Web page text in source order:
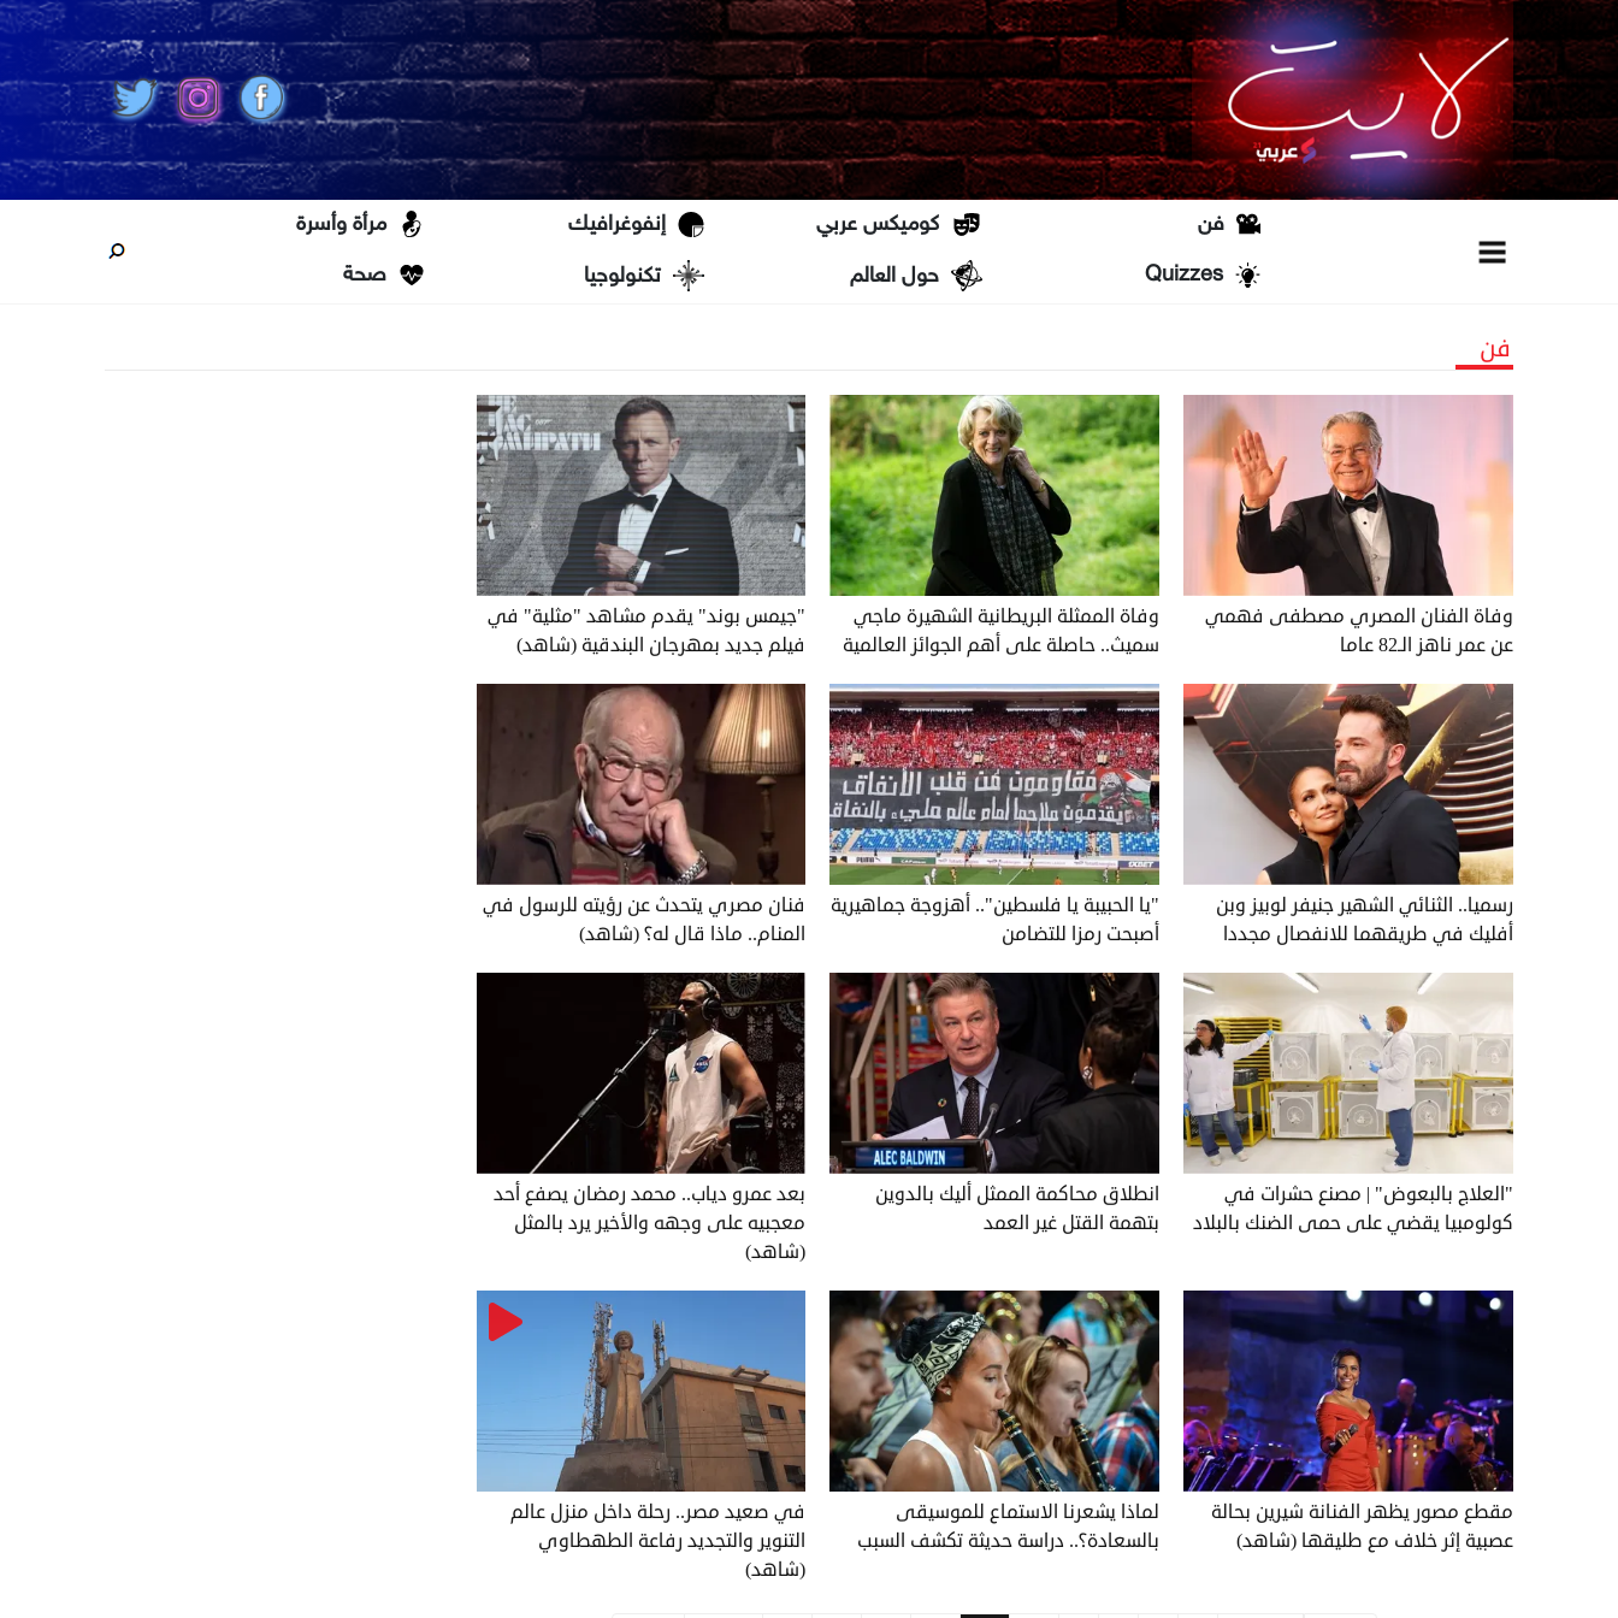
فن كوميكس عربي إنفوغرافيك
مرأة وأسرة
Quizzes
حول العالم تكنولوجيا صحة
فن
وفاة الفنان المصري مصطفى فهمي
عن عمر ناهز الـ82 عاما
وفاة الممثلة البريطانية الشهيرة ماجي
سميث.. حاصلة على أهم الجوائز العالمية
"جيمس بوند" يقدم مشاهد "مثلية" في
فيلم جديد بمهرجان البندقية (شاهد)
رسميا.. الثنائي الشهير جنيفر لوبيز وبن
أفليك في طريقهما للانفصال مجددا
"يا الحبيبة يا فلسطين".. أهزوجة جماهيرية
أصبحت رمزا للتضامن
فنان مصري يتحدث عن رؤيته للرسول في
المنام.. ماذا قال له؟ (شاهد)
"العلاج بالبعوض" | مصنع حشرات في
كولومبيا يقضي على حمى الضنك بالبلاد
انطلاق محاكمة الممثل أليك بالدوين
بتهمة القتل غير العمد
بعد عمرو دياب.. محمد رمضان يصفع أحد
معجبيه على وجهه والأخير يرد بالمثل
(شاهد)
مقطع مصور يظهر الفنانة شيرين بحالة
عصبية إثر خلاف مع طليقها (شاهد)
لماذا يشعرنا الاستماع للموسيقى
بالسعادة؟.. دراسة حديثة تكشف السبب
في صعيد مصر.. رحلة داخل منزل عالم
التنوير والتجديد رفاعة الطهطاوي
(شاهد)